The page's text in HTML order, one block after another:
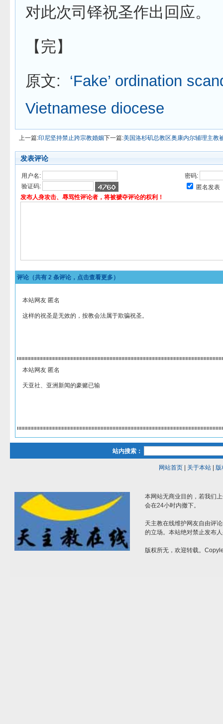
对此次司铎祝圣作出回应。
【完】
原文: ‘Fake’ ordination
Vietnamese diocese
上一篇:印尼坚持禁止跨宗教婚姻下一篇:美国洛杉矶总教区奥康内尔辅理主教
发表评论
用户名:
密码:
验证码:
匿名发表
发布人身攻击、辱骂性评论者，将被褫夺评论的权利！
评论（共有 2 条评论，点击查看更多）
本站网友 匿名
这样的祝圣是无效的，按教会法属于欺骗祝圣。
本站网友 匿名
天亚社、亚洲新闻的豪赌已输
站内搜索：
网站首页| 关于本站| 版
本网站无商业目的，若我们
会在24小时内撤下。
天主教在线维护网友自由评
的立场。本站绝对禁止发布
版权所无，欢迎转载。